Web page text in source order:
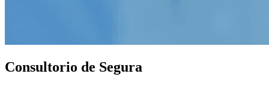
Consultorio de Segura